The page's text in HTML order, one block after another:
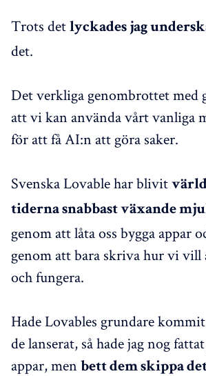
Trots det lyckades jag
det.
Det verkliga genombrottet med
att vi kan använda vårt vanliga
för att få AI:n att göra saker.
Svenska Lovable har blivit
tiderna snabbast växande
genom att låta oss bygga appar
genom att bara skriva hur vi vill
och fungera.
Hade Lovables grundare
de lanserat, så hade jag nog
appar, men bett dem skippa